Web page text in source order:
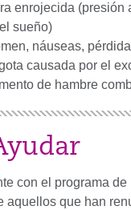
enrojecida (presión
sueño)
náuseas,
causada por el
de hambre
con el programa
que han